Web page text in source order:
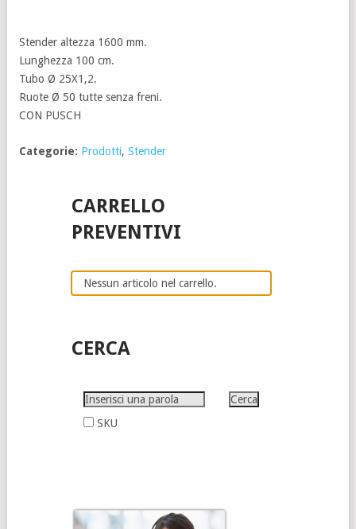
Stender altezza 1600 mm.
Lunghezza 100 cm.
Tubo Ø 25X1,2.
Ruote Ø 50 tutte senza freni.
CON PUSCH
Categorie: Prodotti, Stender
CARRELLO
PREVENTIVI
Nessun articolo nel carrello.
CERCA
SKU